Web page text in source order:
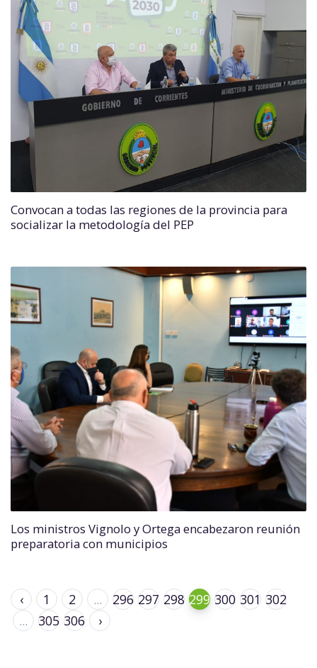
Convocan a todas las regiones de la provincia para
socializar la metodología del PEP
Los ministros Vignolo y Ortega encabezaron reunión
preparatoria con municipios
‹ 1 2 ... 296 297 298 299 300 301 302
...
305 306 ›